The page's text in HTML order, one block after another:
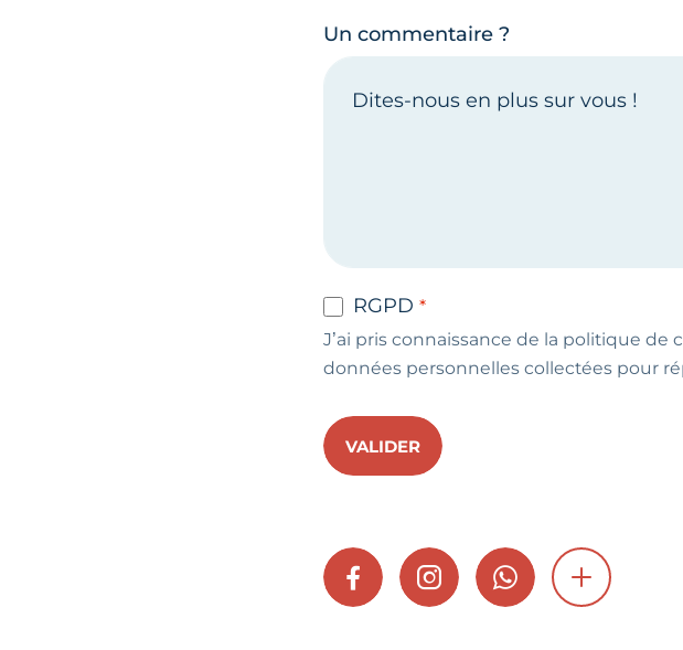
Un commentaire ?
RGPD
J’ai pris connaissance de la politique de
données personnelles collectées pour
VALIDER
FACEBOOKINSTAGRAMWHATSAPPSHOW